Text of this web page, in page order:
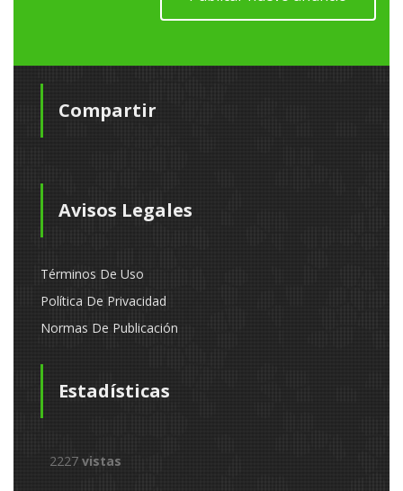
Compartir
Avisos Legales
Términos De Uso
Política De Privacidad
Normas De Publicación
Estadísticas
2227 vistas